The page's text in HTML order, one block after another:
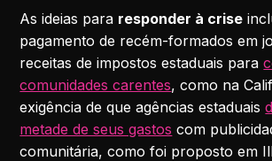
As ideias para responder à crise
pagamento de recém-formados em
receitas de impostos estaduais para
comunidades carentes, como na
exigência de que agências estaduais
metade de seus gastos com
comunitária, como foi proposto em